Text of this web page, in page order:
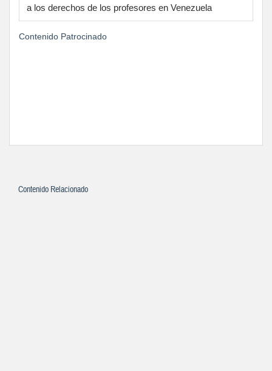
a los derechos de los profesores en Venezuela
Contenido Patrocinado
Contenido Relacionado